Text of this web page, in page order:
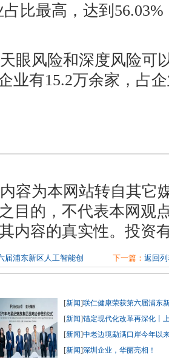
比最高，达到
眼风险和深度风险可
业有15.2万余家，占
容为本网站转自其它
目的，不代表本网观
内容的真实性。投资
届浦东新区人工智能创 下一篇： 返回
[新闻]联仁健康荣获第六届浦东
[新闻]锚定现代化改革再深化丨
[新闻]中老边境勐满口岸今年以
[新闻]深圳企业，华丽亮相！